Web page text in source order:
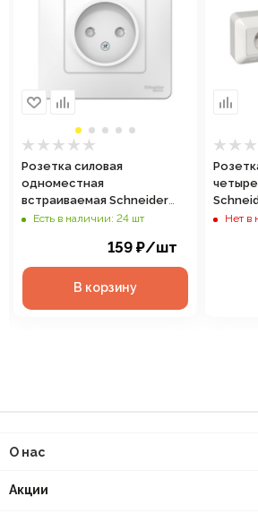
Розетка силовая
одноместная
встраиваемая Schneider
Electric Blanca без
арт. BLNRS000111
Есть в наличии: 24 шт
159 ₽/шт
В корзину
Нет в
О нас
Акции